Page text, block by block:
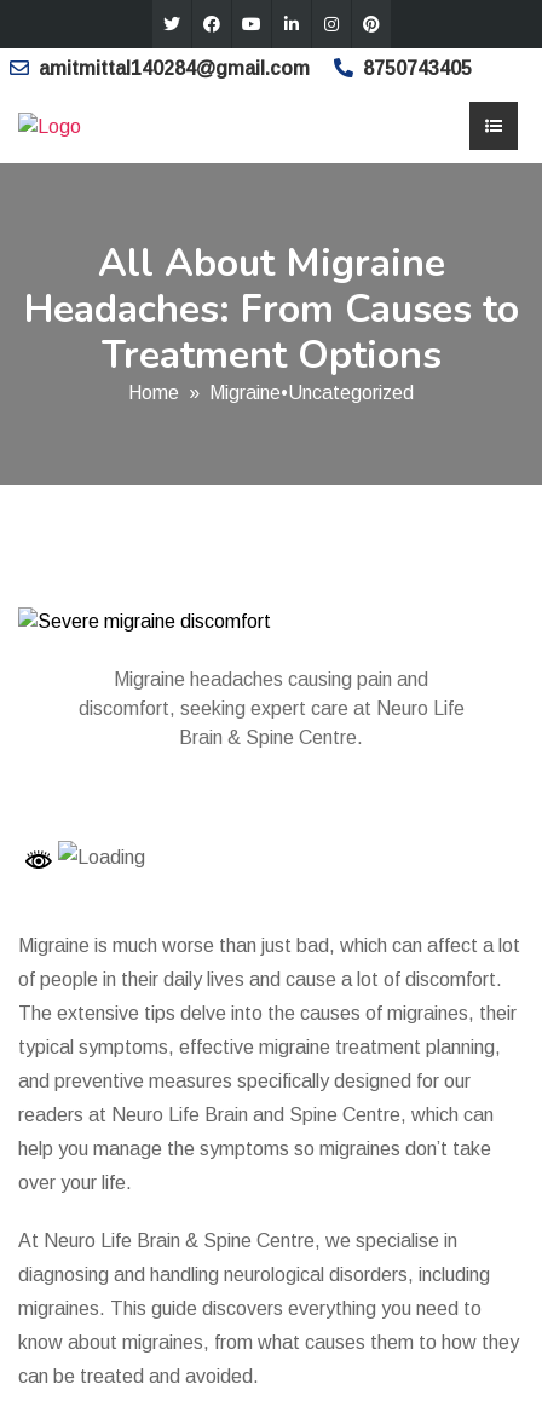
amitmittal140284@gmail.com 8750743405
All About Migraine
Headaches: From Causes to
Treatment Options
Home » Migraine•Uncategorized
Migraine headaches causing pain and
discomfort, seeking expert care at Neuro Life
Brain & Spine Centre.
Migraine is much worse than just bad, which can affect a lot
of people in their daily lives and cause a lot of discomfort.
The extensive tips delve into the causes of migraines, their
typical symptoms, effective migraine treatment planning,
and preventive measures specifically designed for our
readers at Neuro Life Brain and Spine Centre, which can
help you manage the symptoms so migraines don’t take
over your life.
At Neuro Life Brain & Spine Centre, we specialise in
diagnosing and handling neurological disorders, including
migraines. This guide discovers everything you need to
know about migraines, from what causes them to how they
can be treated and avoided.